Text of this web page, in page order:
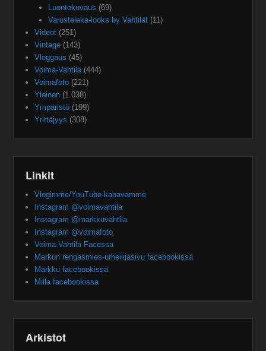
Luontokuvaus (69)
Varusteleka-looks by Vahtilat(11)
Videot (251)
Vintage (143)
Vloggaus (45)
Voima-Vahtila(444)
Voimafoto (221)
Yleinen (1 038)
Ympäristö (199)
Yrittäjyys (308)
Linkit
Vlogimme/YouTube-kanavamme
Instagram @voimavahtila
Instagram @markkuvahtila
Instagram @voimafoto
Voima-Vahtila Facessa
Markun rengasmies-urheilijasivu facebookissa
Markku facebookissa
Milla facebookissa
Arkistot